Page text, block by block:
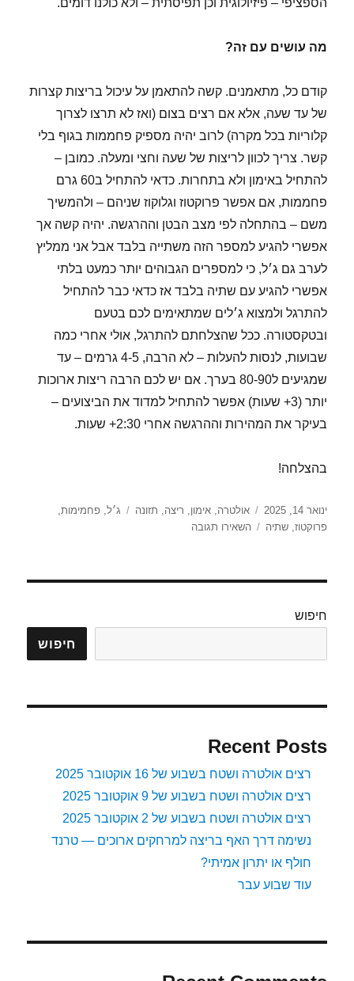
הספציפי – פיזיולוגית וכן תפיסתית – ולא כולנו דומים.
מה עושים עם זה?
קודם כל, מתאמנים. קשה להתאמן על עיכול בריצות קצרות
של עד שעה, אלא אם רצים בצום (ואז לא תרצו לצרוך
קלוריות בכל מקרה) לרוב יהיה מספיק פחממות בגוף בלי
קשר. צריך לכוון לריצות של שעה וחצי ומעלה. כמובן –
להתחיל באימון ולא בתחרות. כדאי להתחיל ב60 גרם
פחממות, אם אפשר פרוקטוז וגלוקוז שניהם – ולהמשיך
משם – בהתחלה לפי מצב הבטן וההרגשה. יהיה קשה אך
אפשרי להגיע למספר הזה משתייה בלבד אבל אני ממליץ
לערב גם ג׳ל, כי למספרים הגבוהים יותר כמעט בלתי
אפשרי להגיע עם שתיה בלבד אז כדאי כבר להתחיל
להתרגל ולמצוא ג׳לים שמתאימים לכם בטעם
ובטקסטורה. ככל שהצלחתם להתרגל, אולי אחרי כמה
שבועות, לנסות להעלות – לא הרבה, 4-5 גרמים – עד
שמגיעים ל80-90 בערך. אם יש לכם הרבה ריצות ארוכות
יותר (3+ שעות) אפשר להתחיל למדוד את הביצועים –
בעיקר את המהירות וההרגשה אחרי 2:30+ שעות.
בהצלחה!
פורסם
בתאריך
ינואר 14, 2025 קטגוריות
אולטרה,אימון, ריצה, תזונה תגיות
ג׳ל,פחמימות,
פרוקטוז,שתיה השאירו תגובה
ארוכה
יותר?
חיפוש
חיפוש
Recent Posts
רצים אולטרה ושטח בשבוע של 16 אוקטובר 2025
רצים אולטרה ושטח בשבוע של 9 אוקטובר 2025
רצים אולטרה ושטח בשבוע של 2 אוקטובר 2025
נשימה דרך האף בריצה למרחקים ארוכים — טרנד
חולף או יתרון אמיתי?
עוד שבוע עבר